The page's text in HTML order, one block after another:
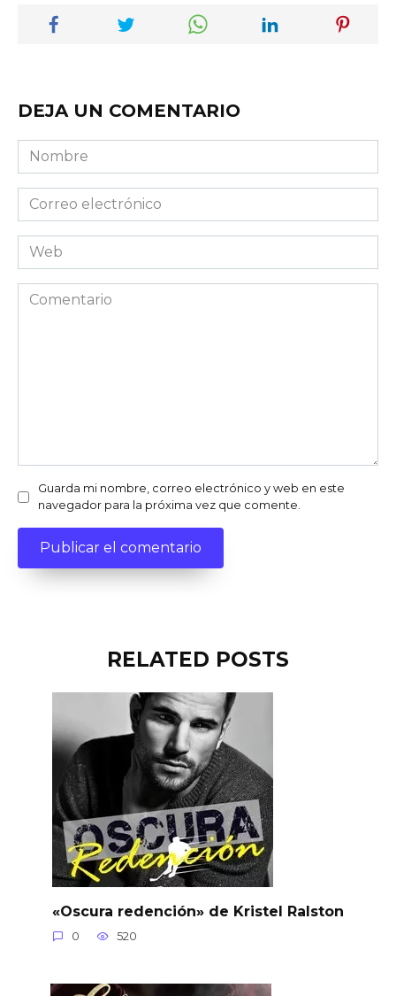
DEJA UN COMENTARIO
Nombre
Correo
electrónico
Web
Comentario
Guarda mi nombre, correo electrónico y web en este
navegador para la próxima vez que comente.
RELATED POSTS
«Oscura redención» de Kristel Ralston
0 520